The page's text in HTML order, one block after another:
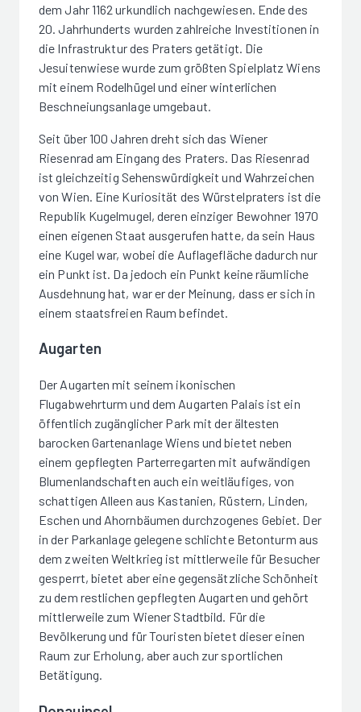
dem Jahr 1162 urkundlich nachgewiesen. Ende des
20. Jahrhunderts wurden zahlreiche Investitionen in
die Infrastruktur des Praters getätigt. Die
Jesuitenwiese wurde zum größten Spielplatz Wiens
mit einem Rodelhügel und einer winterlichen
Beschneiungsanlage umgebaut.
Seit über 100 Jahren dreht sich das Wiener
Riesenrad am Eingang des Praters. Das Riesenrad
ist gleichzeitig Sehenswürdigkeit und Wahrzeichen
von Wien. Eine Kuriosität des Würstelpraters ist die
Republik Kugelmugel, deren einziger Bewohner 1970
einen eigenen Staat ausgerufen hatte, da sein Haus
eine Kugel war, wobei die Auflagefläche dadurch nur
ein Punkt ist. Da jedoch ein Punkt keine räumliche
Ausdehnung hat, war er der Meinung, dass er sich in
einem staatsfreien Raum befindet.
Augarten
Der Augarten mit seinem ikonischen
Flugabwehrturm und dem Augarten Palais ist ein
öffentlich zugänglicher Park mit der ältesten
barocken Gartenanlage Wiens und bietet neben
einem gepflegten Parterregarten mit aufwändigen
Blumenlandschaften auch ein weitläufiges, von
schattigen Alleen aus Kastanien, Rüstern, Linden,
Eschen und Ahornbäumen durchzogenes Gebiet. Der
in der Parkanlage gelegene schlichte Betonturm aus
dem zweiten Weltkrieg ist mittlerweile für Besucher
gesperrt, bietet aber eine gegensätzliche Schönheit
zu dem restlichen gepflegten Augarten und gehört
mittlerweile zum Wiener Stadtbild. Für die
Bevölkerung und für Touristen bietet dieser einen
Raum zur Erholung, aber auch zur sportlichen
Betätigung.